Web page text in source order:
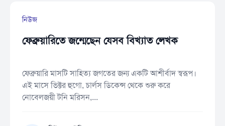
নিউজ
ফেব্রুয়ারিতে জন্মেছেন যেসব বিখ্যাত লেখক
ফেব্রুয়ারি মাসটি সাহিত্য জগতের জন্য একটি আশীর্বাদ স্বরূপ।
এই মাসে ভিক্টর হুগো, চার্লস ডিকেন্স থেকে শুরু করে
নোবেলজয়ী টনি মরিসন,...